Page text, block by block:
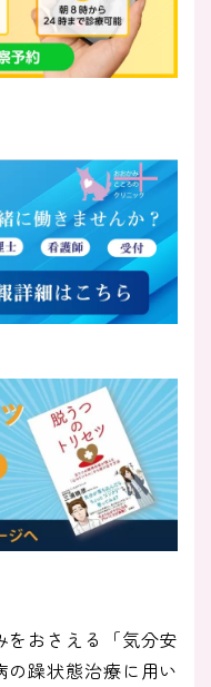
22:00
をおさえる「気分安
躁状態治療に用い